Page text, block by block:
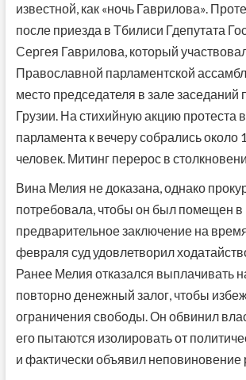
известной, как «ночь Гаврилова».
после приезда в Тбилиси Гдепутата
Сергея Гаврилова, который
Православной парламентской
место председателя в зале заседаний
Грузии. На стихийную акцию протеста
парламента к вечеру собрались около
человек. Митинг перерос в
Вина Мелия не доказана, однако
потребовала, чтобы он был помещен в
предварительное заключение на
февраля суд удовлетворил
Ранее Мелия отказался выплачивать
повторно денежный залог, чтобы
ограничения свободы. Он обвинил
его пытаются изолировать от
и фактически объявил